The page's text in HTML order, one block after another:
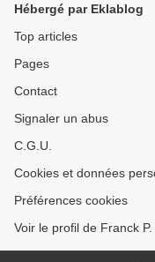
Hébergé par Eklablog
Top articles
Pages
Contact
Signaler un abus
C.G.U.
Cookies et données
Préférences cookies
Voir le profil de Franck